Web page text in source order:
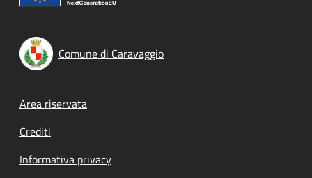
Comune di Caravaggio
Footer menu
Area riservata
Crediti
Informativa privacy